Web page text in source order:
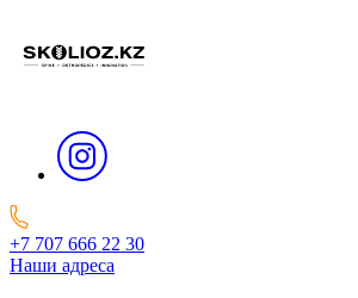
+7 707 666 22 30
Наши адреса